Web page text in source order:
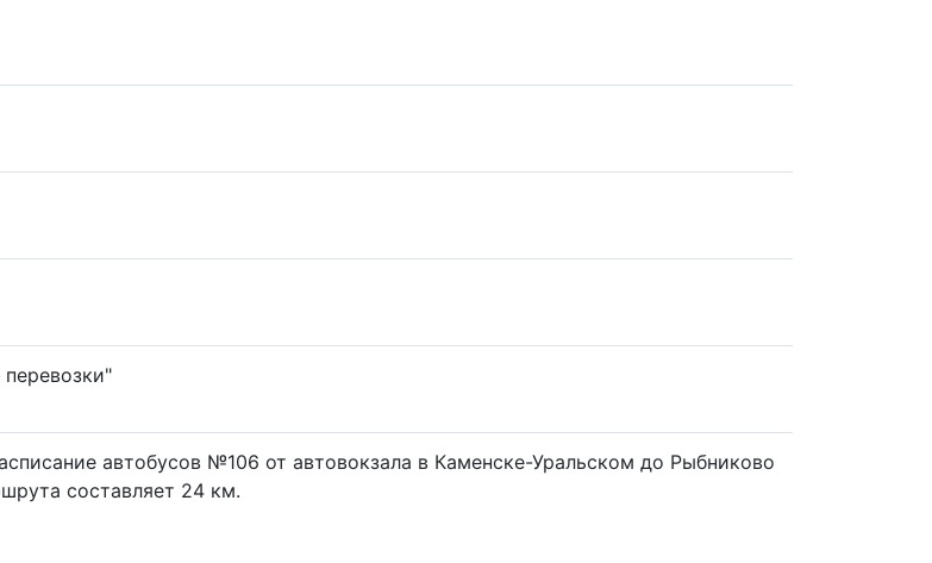
автобусов №106 от автовокзала в Каменске-Уральском до Рыбниково
составляет 24 км.